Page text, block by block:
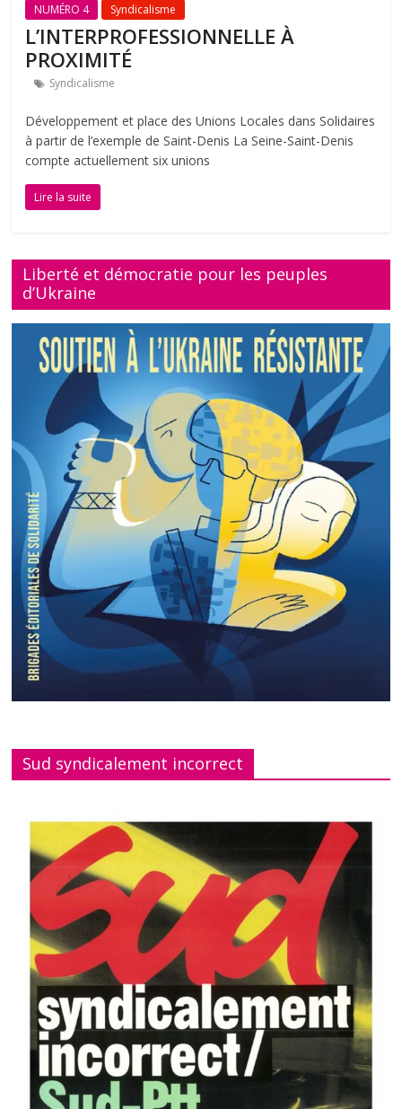
NUMÉRO 4 Syndicalisme
L’INTERPROFESSIONNELLE À
PROXIMITÉ
Syndicalisme
Développement et place des Unions Locales dans Solidaires
à partir de l’exemple de Saint-Denis La Seine-Saint-Denis
compte actuellement six unions
Lire la suite
Liberté et démocratie pour les peuples
d’Ukraine
Sud syndicalement incorrect